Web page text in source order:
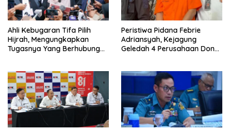
Ahli Kebugaran Tifa Pilih
Hijrah, Mengungkapkan
Tugasnya Yang Berhubungan
Peristiwa Pidana Febrie
Adriansyah, Kejagung
Geledah 4 Perusahaan Don